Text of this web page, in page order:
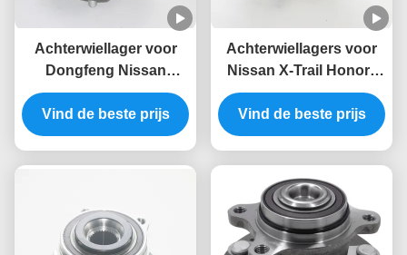
Achterwiellager voor
Dongfeng Nissan
Qashqai 43202-
JE20A/43202-
JE21A/43202-
Vind de beste prijs
Achterwiellagers voor
Nissan X-Trail Honor /
Renault Koleos 43202-
4BA0B / 43202-JE60A /
43202-JG21A
Vind de beste prijs